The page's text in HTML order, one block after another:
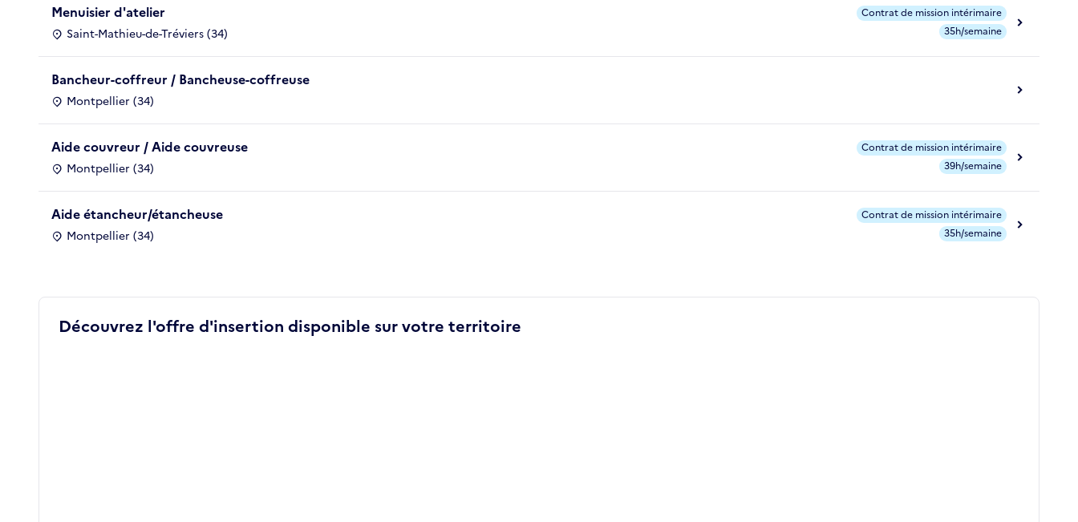
Menuisier d'atelier
Saint-Mathieu-de-Tréviers (34)
Contrat de mission intérimaire
35h/semaine
Bancheur-coffreur / Bancheuse-coffreuse
Montpellier (34)
Aide couvreur / Aide couvreuse
Montpellier (34)
Contrat de mission intérimaire
39h/semaine
Aide étancheur/étancheuse
Montpellier (34)
Contrat de mission intérimaire
35h/semaine
Découvrez l'offre d'insertion disponible sur votre territoire